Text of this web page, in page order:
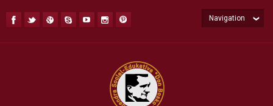
Navigation